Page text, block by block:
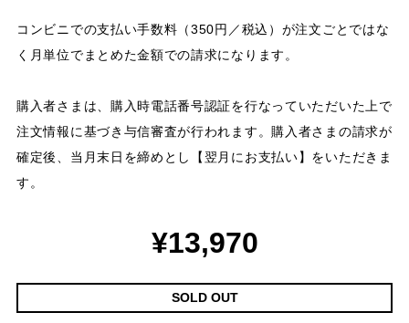
コンビニでの支払い手数料（350円／税込）が注文ごとではな
く月単位でまとめた金額での請求になります。
購入者さまは、購入時電話番号認証を行なっていただいた上で
注文情報に基づき与信審査が行われます。購入者さまの請求が
確定後、当月末日を締めとし【翌月にお支払い】をいただきま
す。
¥13,970
SOLD OUT